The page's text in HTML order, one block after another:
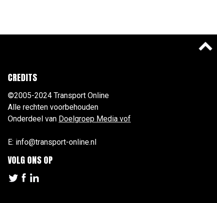
CREDITS
©2005-2024 Transport Online
Alle rechten voorbehouden
Onderdeel van Doelgroep Media vof
E: info@transport-online.nl
VOLG ONS OP